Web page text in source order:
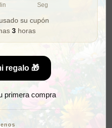
Seg
su cupón
3horas
regalo 🎁
primera compra